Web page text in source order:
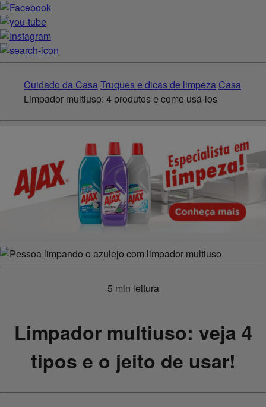
Cuidado da CasaTruques e dicas de limpeza Casa
Limpador multiuso: 4 produtos e como usá-los
5 min leitura
Limpador multiuso: veja 4
tipos e o jeito de usar!